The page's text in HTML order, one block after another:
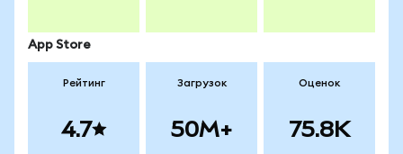
App Store
Рейтинг
4.7
Загрузок
50M+
Оценок
75.8K